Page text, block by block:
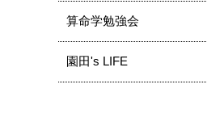
算命学勉強会
園田's LIFE